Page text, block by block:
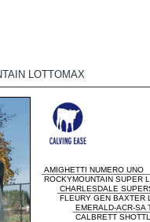
LOTTOMAX
AMIGHETTI NUMERO UNO
ROCKYMOUNTAIN SUPER
CHARLESDALE
FLEURY GEN BAXTER
EMERALD-ACR-SA
CALBRETT